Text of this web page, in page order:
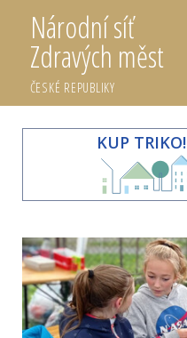
Národní síť
Zdravých měst
ČESKÉ REPUBLIKY
KUP TRIKO!